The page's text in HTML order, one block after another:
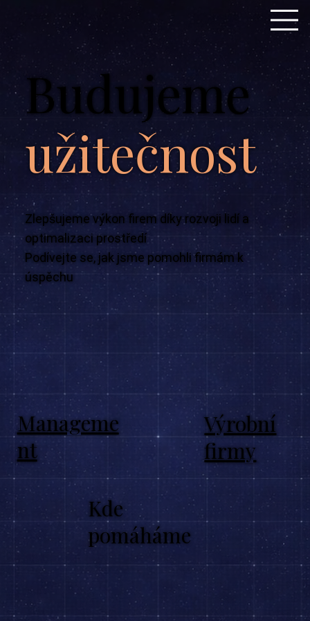
Manageme
nt
Výrobní
firmy
Kde
pomáháme
Budujeme
užitečnost
Zlepšujeme výkon firem díky rozvoji lidí a
optimalizaci prostředí
Podívejte se, jak jsme pomohli firmám k
úspěchu